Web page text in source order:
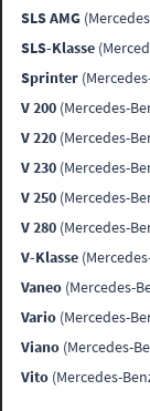
SLS AMG
SLS-Klasse
Sprinter
V 200 (Mercedes-
V 220 (Mercedes-
V 230 (Mercedes-
V 250 (Mercedes-
V 280 (Mercedes-
V-Klasse
Vaneo (Mercedes-
Vario (Mercedes-
Viano (Mercedes-
Vito (Mercedes-